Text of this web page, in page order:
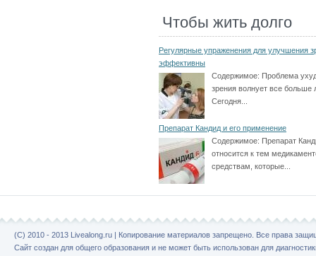
Чтобы жить долго
Регулярные упраженения для улучшения
эффективны
Содержимое: Проблема
зрения волнует все больше
Сегодня...
Препарат Кандид и его применение
Содержимое: Препарат
относится к тем
средствам, которые...
(C) 2010 - 2013 Livealong.ru | Копирование материалов запрещено. Все права
Сайт создан для общего образования и не может быть использован для